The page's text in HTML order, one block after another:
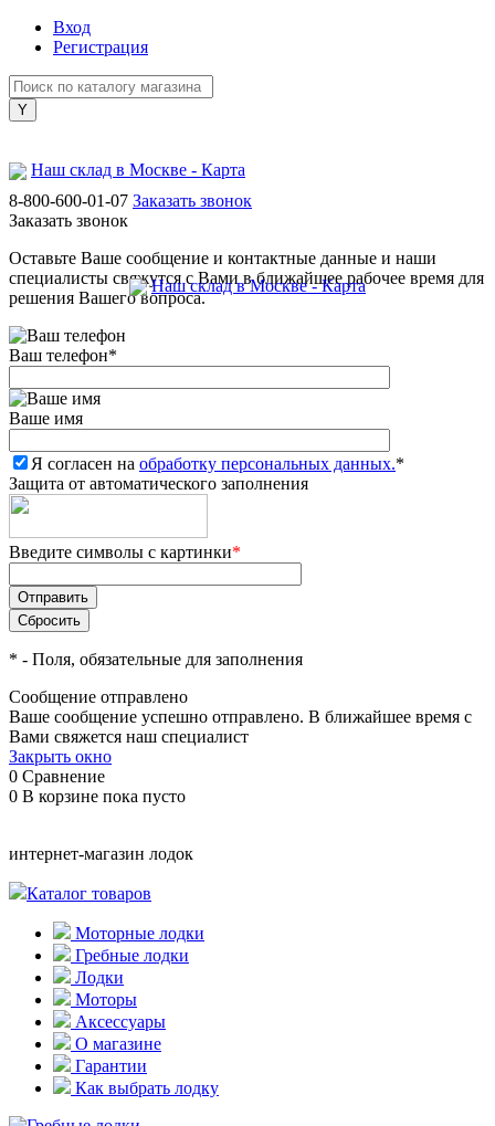
Вход
Регистрация
Наш склад в Москве - Карта
Наш склад в Москве - Карта
8-800-600-01-07 Заказать звонок
Заказать звонок
Оставьте Ваше сообщение и контактные данные и наши
специалисты свяжутся с Вами в ближайшее рабочее время для
решения Вашего вопроса.
Ваш телефон*
Ваше имя
Я согласен на обработку персональных данных.*
Защита от автоматического заполнения
Введите символы с картинки*
* - Поля, обязательные для заполнения
Сообщение отправлено
Ваше сообщение успешно отправлено. В ближайшее время с
Вами свяжется наш специалист
Закрыть окно
0 Сравнение
0 В корзине пока пусто
интернет-магазин лодок
Каталог товаров
Моторные лодки
Гребные лодки
Лодки
Моторы
Аксессуары
О магазине
Гарантии
Как выбрать лодку